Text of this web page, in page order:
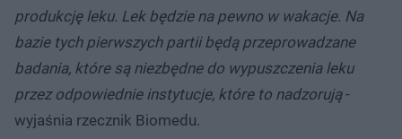
produkcję leku. Lek będzie na pewno w wakacje. Na
bazie tych pierwszych partii będą przeprowadzane
badania, które są niezbędne do wypuszczenia leku
przez odpowiednie instytucje, które to nadzorują-
wyjaśnia rzecznik Biomedu.